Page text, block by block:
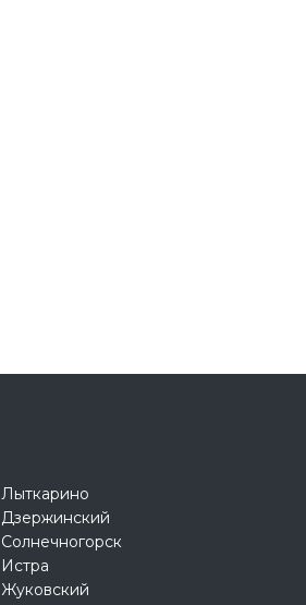
Лыткарино
Дзержинский
Солнечногорск
Истра
Жуковский